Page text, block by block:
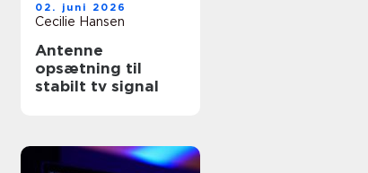
02. juni 2026
Cecilie Hansen
Antenne
opsætning til
stabilt tv signal